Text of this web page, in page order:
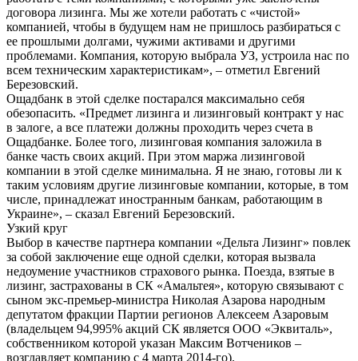
договора лизинга. Мы же хотели работать с «чистой»
компанией, чтобы в будущем нам не пришлось разбираться с
ее прошлыми долгами, чужими активами и другими
проблемами. Компания, которую выбрала УЗ, устроила нас по
всем техническим характеристикам», – отметил Евгений
Березовский.
Ощадбанк в этой сделке постарался максимально себя
обезопасить. «Предмет лизинга и лизинговый контракт у нас
в залоге, а все платежи должны проходить через счета в
Ощадбанке. Более того, лизинговая компания заложила в
банке часть своих акций. При этом маржа лизинговой
компании в этой сделке минимальна. Я не знаю, готовы ли к
таким условиям другие лизинговые компании, которые, в том
числе, принадлежат иностранным банкам, работающим в
Украине», – сказал Евгений Березовский.
Узкий круг
Выбор в качестве партнера компании «Дельта Лизинг» повлек
за собой заключение еще одной сделки, которая вызвала
недоумение участников страхового рынка. Поезда, взятые в
лизинг, застрахованы в СК «Амальтея», которую связывают с
сыном экс-премьер-министра Николая Азарова народным
депутатом фракции Партии регионов Алексеем Азаровым
(владельцем 94,995% акций СК является ООО «Эквиталь»,
собственником которой указан Максим Вотчеников –
возглавляет компанию с 4 марта 2014-го).